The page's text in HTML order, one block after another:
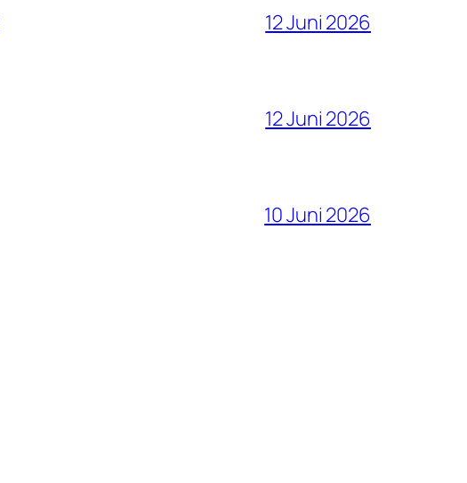
12 Juni 2026
12 Juni 2026
10 Juni 2026